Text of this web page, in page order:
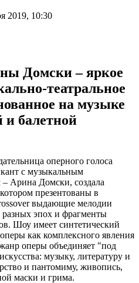
2019, 10:30
Домски – яркое
театральное
на музыке
и балетной
оперного голоса
с музыкальным
– Арина Домски, создала
презентованы в
выдающие мелодии
разных эпох и фрагменты
Шоу имеет синтетический
как комплексного явления
оперы объединяет "под
музыку, литературу и
и пантомиму, живопись,
маски и грима.